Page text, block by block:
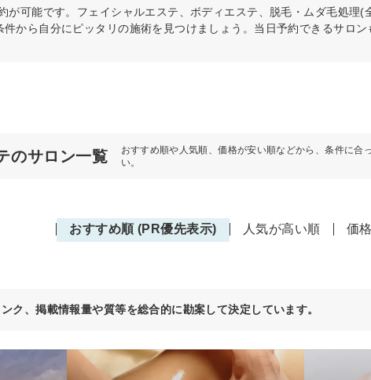
が可能です。フェイシャルエステ、ボディエステ、脱毛・ムダ毛処理(
から自分にピッタリの施術を見つけましょう。当日予約できるサロン
のサロン一覧
おすすめ順や人気順、価格が安い順などから、条件に合
い。
おすすめ順 (PR優先表示) 人気が高い順 価
ク、掲載情報量や質等を総合的に勘案して決定しています。